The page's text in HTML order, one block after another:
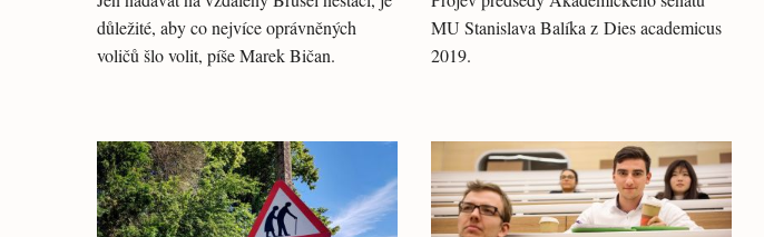
důležité, aby co nejvíce oprávněných
voličů šlo volit, píše Marek Bičan.
MU Stanislava Balíka z Dies academicus
2019.